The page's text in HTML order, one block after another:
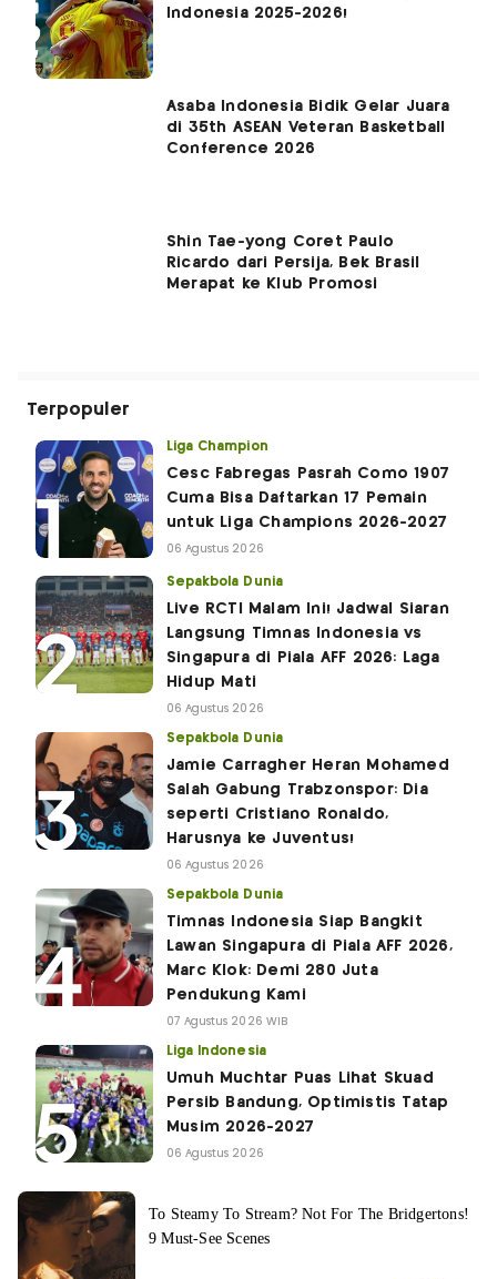
Indonesia 2025-2026!
Asaba Indonesia Bidik Gelar Juara
di 35th ASEAN Veteran Basketball
Conference 2026
Shin Tae-yong Coret Paulo
Ricardo dari Persija, Bek Brasil
Merapat ke Klub Promosi
Terpopuler
Liga Champion
Cesc Fabregas Pasrah Como 1907
Cuma Bisa Daftarkan 17 Pemain
untuk Liga Champions 2026-2027
06 Agustus 2026
Sepakbola Dunia
Live RCTI Malam Ini! Jadwal Siaran
Langsung Timnas Indonesia vs
Singapura di Piala AFF 2026: Laga
Hidup Mati
06 Agustus 2026
Sepakbola Dunia
Jamie Carragher Heran Mohamed
Salah Gabung Trabzonspor: Dia
seperti Cristiano Ronaldo,
Harusnya ke Juventus!
06 Agustus 2026
Sepakbola Dunia
Timnas Indonesia Siap Bangkit
Lawan Singapura di Piala AFF 2026,
Marc Klok: Demi 280 Juta
Pendukung Kami
07 Agustus 2026 WIB
Liga Indonesia
Umuh Muchtar Puas Lihat Skuad
Persib Bandung, Optimistis Tatap
Musim 2026-2027
06 Agustus 2026